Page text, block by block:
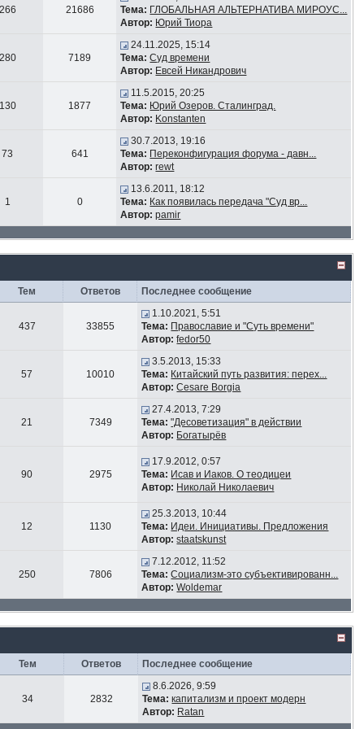
21686
Тема: ГЛОБАЛЬНАЯ АЛЬТЕРНАТИВА МИРОУС...
Автор: Юрий Тиора
7189
24.11.2025, 15:14
Тема: Суд времени
Автор: Евсей Никандрович
1877
11.5.2015, 20:25
Тема: Юрий Озеров. Сталинград.
Автор: Konstanten
73 641
30.7.2013, 19:16
Тема: Переконфигурация форума - давн...
Автор: rewt
1 0
13.6.2011, 18:12
Тема: Как появилась передача "Суд вр...
Автор: pamir
Тем Ответов Последнее сообщение
437 33855
1.10.2021, 5:51
Тема: Православие и "Суть времени"
Автор: fedor50
57 10010
3.5.2013, 15:33
Тема: Китайский путь развития: перех...
Автор: Cesare Borgia
21 7349
27.4.2013, 7:29
Тема: "Десоветизация" в действии
Автор: Богатырёв
90 2975
17.9.2012, 0:57
Тема: Исав и Иаков. О теодицеи
Автор: Николай Николаевич
12 1130
25.3.2013, 10:44
Тема: Идеи. Инициативы. Предложения
Автор: staatskunst
250 7806
7.12.2012, 11:52
Тема: Социализм-это субъективированн...
Автор: Woldemar
Тем Ответов Последнее сообщение
34 2832
8.6.2026, 9:59
Тема: капитализм и проект модерн
Автор: Ratan